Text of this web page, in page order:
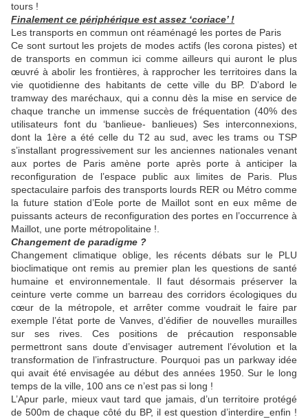
tours !
Finalement ce périphérique est assez ‘coriace’ !
Les transports en commun ont réaménagé les portes de Paris
Ce sont surtout les projets de modes actifs (les corona pistes) et
de transports en commun ici comme ailleurs qui auront le plus
œuvré à abolir les frontières, à rapprocher les territoires dans la
vie quotidienne des habitants de cette ville du BP. D’abord le
tramway des maréchaux, qui a connu dès la mise en service de
chaque tranche un immense succès de fréquentation (40% des
utilisateurs font du ‘banlieue- banlieues) Ses interconnexions,
dont la 1ère a été celle du T2 au sud, avec les trams ou TSP
s’installant progressivement sur les anciennes nationales venant
aux portes de Paris amène porte après porte à anticiper la
reconfiguration de l’espace public aux limites de Paris. Plus
spectaculaire parfois des transports lourds RER ou Métro comme
la future station d’Eole porte de Maillot sont en eux même de
puissants acteurs de reconfiguration des portes en l’occurrence à
Maillot, une porte métropolitaine !.
Changement de paradigme ?
Changement climatique oblige, les récents débats sur le PLU
bioclimatique ont remis au premier plan les questions de santé
humaine et environnementale. Il faut désormais préserver la
ceinture verte comme un barreau des corridors écologiques du
cœur de la métropole, et arrêter comme voudrait le faire par
exemple l’état porte de Vanves, d’édifier de nouvelles murailles
sur ses rives. Ces positions de précaution responsable
permettront sans doute d’envisager autrement l’évolution et la
transformation de l’infrastructure. Pourquoi pas un parkway idée
qui avait été envisagée au début des années 1950. Sur le long
temps de la ville, 100 ans ce n’est pas si long !
L’Apur parle, mieux vaut tard que jamais, d’un territoire protégé
de 500m de chaque côté du BP, il est question d’interdire_enfin !